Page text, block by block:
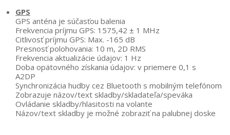
GPS
GPS anténa je súčasťou balenia
Frekvencia príjmu GPS: 1575,42 ± 1 MHz
Citlivosť príjmu GPS: Max. -165 dB
Presnosť polohovania: 10 m, 2D RMS
Frekvencia aktualizácie údajov: 1 Hz
Doba opätovného získania údajov: v priemere 0,1 s
A2DP
Synchronizácia hudby cez Bluetooth s mobilným telefónom
Zobrazuje názov/text skladby/skladateľa/speváka
Ovládanie skladby/hlasitosti na volante
Názov/text skladby je možné zobraziť na palubnej doske